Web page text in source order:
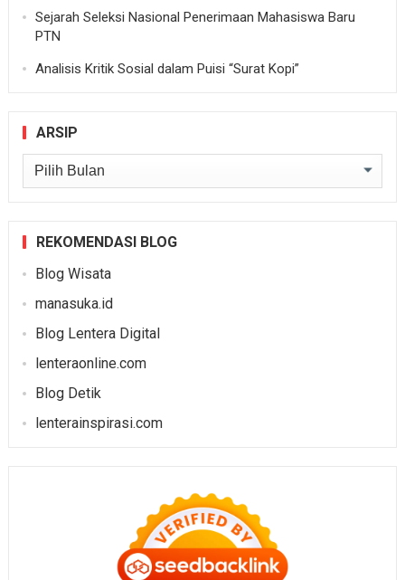
Sejarah Seleksi Nasional Penerimaan Mahasiswa Baru
PTN
Analisis Kritik Sosial dalam Puisi “Surat Kopi”
ARSIP
Arsip
REKOMENDASI BLOG
Blog Wisata
manasuka.id
Blog Lentera Digital
lenteraonline.com
Blog Detik
lenterainspirasi.com